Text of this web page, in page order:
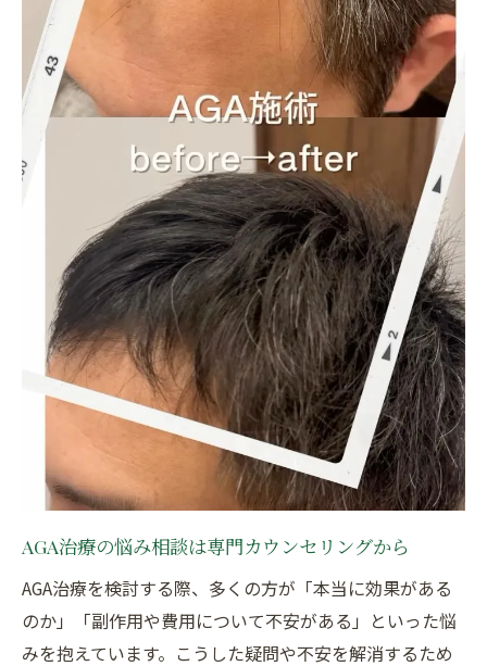
AGA治療選びに迷ったら知るべき判断軸
AGA治療選びの重要ポイントを徹底解説
信頼できるAGA治療サロンの見極め方とは
AGA治療の費用と効果で考える選択基準
自分に最適なAGA治療を選ぶための視点
通いやすさや予約体制もAGA治療選びの鍵
安心を重視する方のためのAGA治療法
AGA治療の安全性と副作用に関する最新情報
安心して通えるAGA治療サロンの条件とは
医療提携サロンで受けるAGA治療の安心感
AGA治療のプライバシー対策とサポート体制
カウンセリング重視のAGA治療法を紹介
継続サポート充実のAGAケアに迫る
AGA治療を続けるためのサロン継続サポート
医療提携サロンで受けるアフターケアの実
態
AGA治療の経過観察とサポート体制を解説
継続が大切なAGA治療のサポート事例紹介
AGA治療の悩み相談は専門カウンセリングから
AGA治療を検討する際、多くの方が「本当に効果がある
のか」「副作用や費用について不安がある」といった悩
みを抱えています。こうした疑問や不安を解消するため